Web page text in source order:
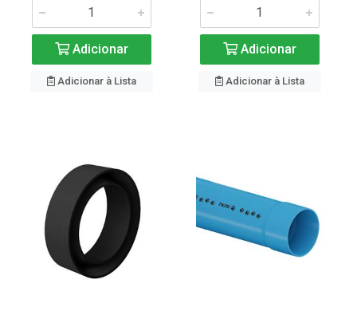
Adicionar
Adicionar à Lista
Adicionar
Adicionar à Lista